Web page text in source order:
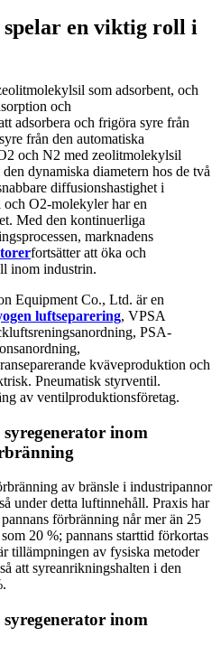
spelar en viktig roll i
som adsorbent, och
och
adsorbera och frigöra syre från
från den automatiska
och N2 med zeolitmolekylsil
dynamiska diametern hos de två
diffusionshastighet i
O2-molekyler har en
Med den kontinuerliga
marknadens
fortsätter att öka och
inom industrin.
Equipment Co., Ltd. är en
luftseparering, VPSA
PSA-
kväveproduktion och
Pneumatisk styrventil.
av ventilproduktionsföretag.
inom
av bränsle i industripannor
under detta luftinnehåll. Praxis har
förbränning når mer än 25
20 %; pannans starttid förkortas
tillämpningen av fysiska metoder
att syreanrikningshalten i den
inom